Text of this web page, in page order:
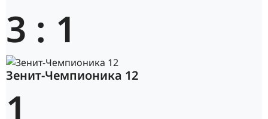
3 : 1
Зенит-Чемпионика 12
1